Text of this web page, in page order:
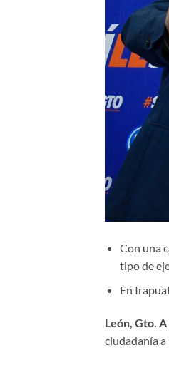
Con una
tipo de
En
León, Gto.
ciudadanía